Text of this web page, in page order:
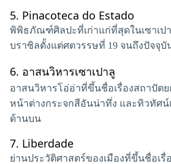
5. Pinacoteca do Estado
พิพิธภัณฑ์ศิลปะที่เก่าแก่ที่สุดในเซาเป
บราซิลตั้งแต่ศตวรรษที่ 19 จนถึงปัจจุบั
6. อาสนวิหารเซาเปาลู
อาสนวิหารโอ่อ่าที่ขึ้นชื่อเรื่องสถาปัต
หน้าต่างกระจกสีอันน่าทึ่ง และทิวทัศ
ด้านบน
7. Liberdade
ย่านประวัติศาสตร์ของเมืองที่ขึ้นชื่อเรื่